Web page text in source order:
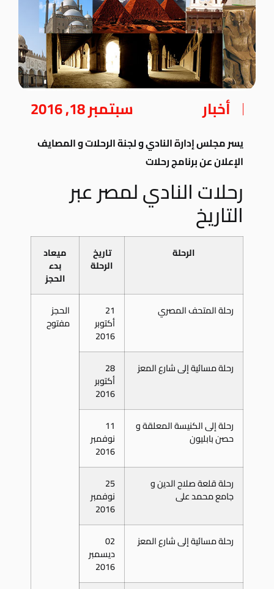
أخبار سبتمبر 18, 2016
يسر مجلس إدارة النادي و لجنة الرحلات و المصايف
الإعلان عن برنامج رحلات
رحلات النادي لمصر عبر
التاريخ
الرحلة تاريخ
الرحلة
ميعاد
بدء
الحجز
رحلة المتحف المصري
21
أكتوبر
2016
الحجز
مفتوح
رحلة مسائية إلى شارع المعز 28
أكتوبر
2016
رحلة إلى الكنيسة المعلقة و
حصن بابليون
11
نوفمبر
2016
رحلة قلعة صلاح الدين و
جامع محمد على
25
نوفمبر
2016
رحلة مسائية إلى شارع المعز
02
ديسمبر
2016